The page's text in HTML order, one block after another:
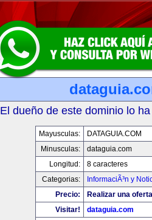
El dueño de este dominio lo
Mayusculas:
DATAGUIA.COM
Minusculas:
dataguia.com
Longitud:
8 caracteres
Categorias:
InformaciÃ³n y
Precio:
Realizar una
Visitar!
dataguia.com